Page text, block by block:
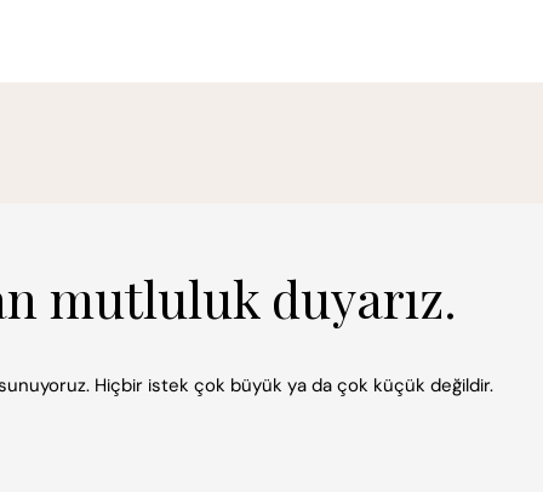
mutluluk duyarız.
sunuyoruz. Hiçbir istek çok büyük ya da çok küçük değildir.